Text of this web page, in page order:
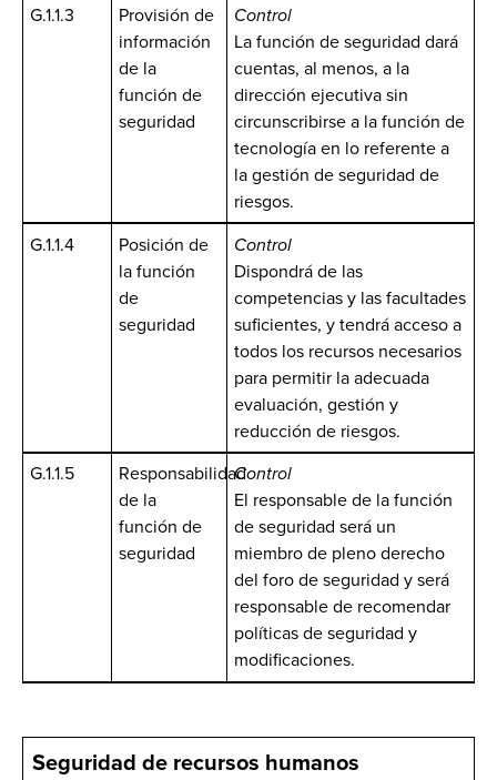
G.1.1.3
Provisión de
información
de la
función de
seguridad
Control
La función de seguridad dará
cuentas, al menos, a la
dirección ejecutiva sin
circunscribirse a la función de
tecnología en lo referente a
la gestión de seguridad de
riesgos.
G.1.1.4
Posición de
la función
de
seguridad
Control
Dispondrá de las
competencias y las facultades
suficientes, y tendrá acceso a
todos los recursos necesarios
para permitir la adecuada
evaluación, gestión y
reducción de riesgos.
G.1.1.5
Responsabilidad
de la
función de
seguridad
Control
El responsable de la función
de seguridad será un
miembro de pleno derecho
del foro de seguridad y será
responsable de recomendar
políticas de seguridad y
modificaciones.
Seguridad de recursos humanos